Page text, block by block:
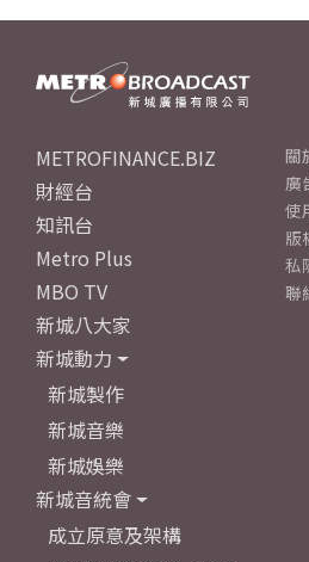
METROFINANCE.BIZ
財經台
知訊台
Metro Plus
MBO TV
新城八大家
新城動力
新城製作
新城音樂
新城娛樂
新城音統會
成立原意及架構
關
廣
使
版
私
聯